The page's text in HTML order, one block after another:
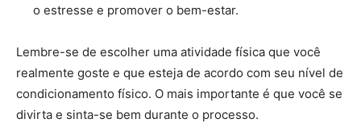
o estresse e promover o bem-estar.
Lembre-se de escolher uma atividade física que você
realmente goste e que esteja de acordo com seu nível de
condicionamento físico. O mais importante é que você se
divirta e sinta-se bem durante o processo.